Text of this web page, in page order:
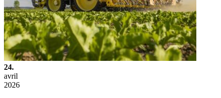
24.
avril
2026